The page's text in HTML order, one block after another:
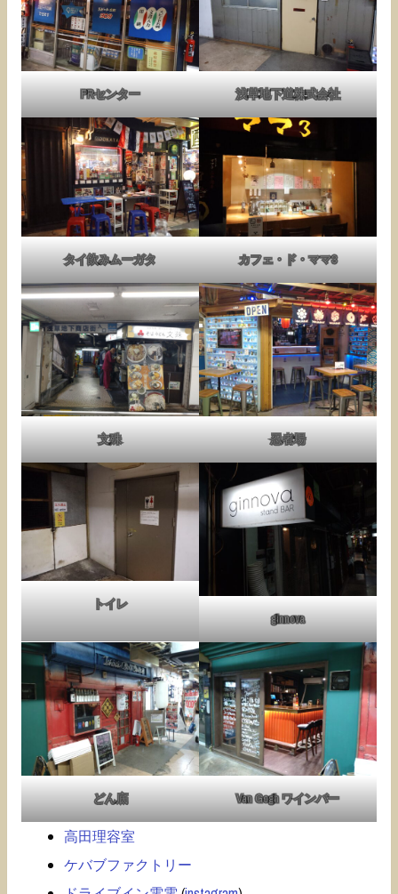
PRセンター 浅草地下道株式会社
タイ飲みムーガタ カフェ・ド・ママ3
文殊 忍者場
トイレ
ginnova
どん底 Van Gogh ワインバー
高田理容室
ケバブファクトリー